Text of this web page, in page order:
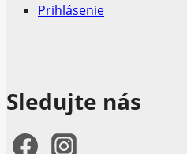
Prihlásenie
Sledujte nás